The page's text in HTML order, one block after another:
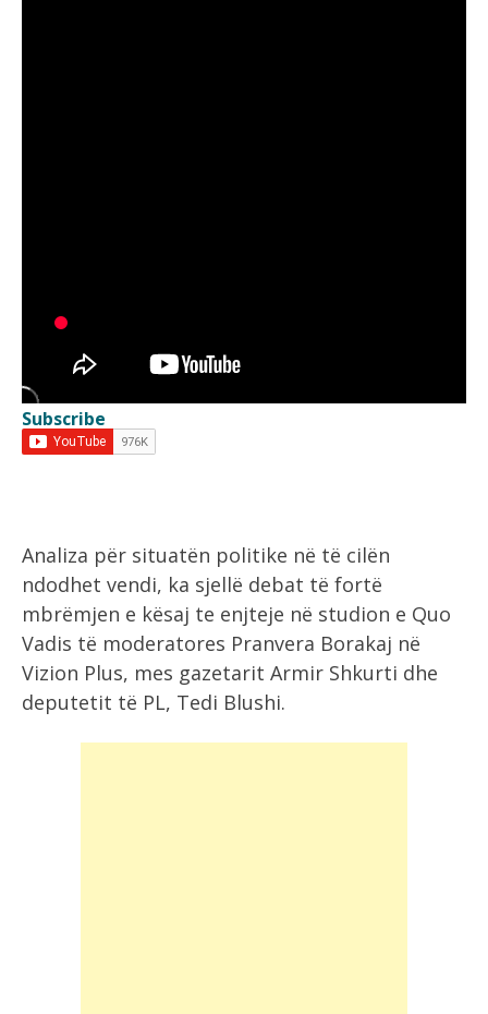
Subscribe
Analiza për situatën politike në të cilën
ndodhet vendi, ka sjellë debat të fortë
mbrëmjen e kësaj te enjteje në studion e Quo
Vadis të moderatores Pranvera Borakaj në
Vizion Plus, mes gazetarit Armir Shkurti dhe
deputetit të PL, Tedi Blushi.